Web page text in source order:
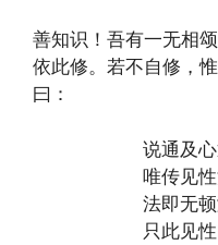
善知识！吾有一无相
依此修。若不自修，
曰：
说通及
唯传见
法即无
只此见